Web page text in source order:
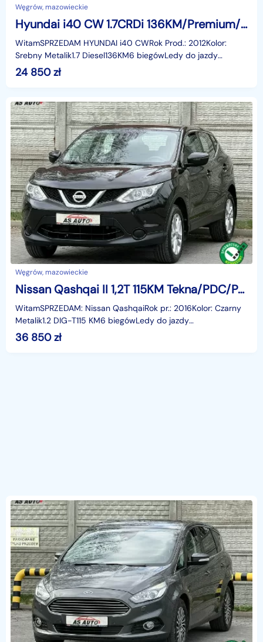
Węgrów, mazowieckie
Hyundai i40 CW 1.7CRDi 136KM/Premium/Led/Tempomat/Alu16/SerwisASO
WitamSPRZEDAM HYUNDAI i40 CWRok Prod.: 2012Kolor:
Srebny Metalik1.7 Diesel136KM6 biegówLedy do jazdy
dziennejSerwisowany w ASOWejście USBWejście AUXOpony
24 850zł
Węgrów, mazowieckie
Nissan Qashqai II 1,2T 115KM Tekna/PDC/Pod.Fotele/Klima/Alu/Tempomat/Serwis
WitamSPRZEDAM: Nissan QashqaiRok pr.: 2016Kolor: Czarny
Metalik1.2 DIG-T115 KM6 biegówLedy do jazdy
dziennejBluetoothZestaw głośnomówiącyWejście
36 850zł